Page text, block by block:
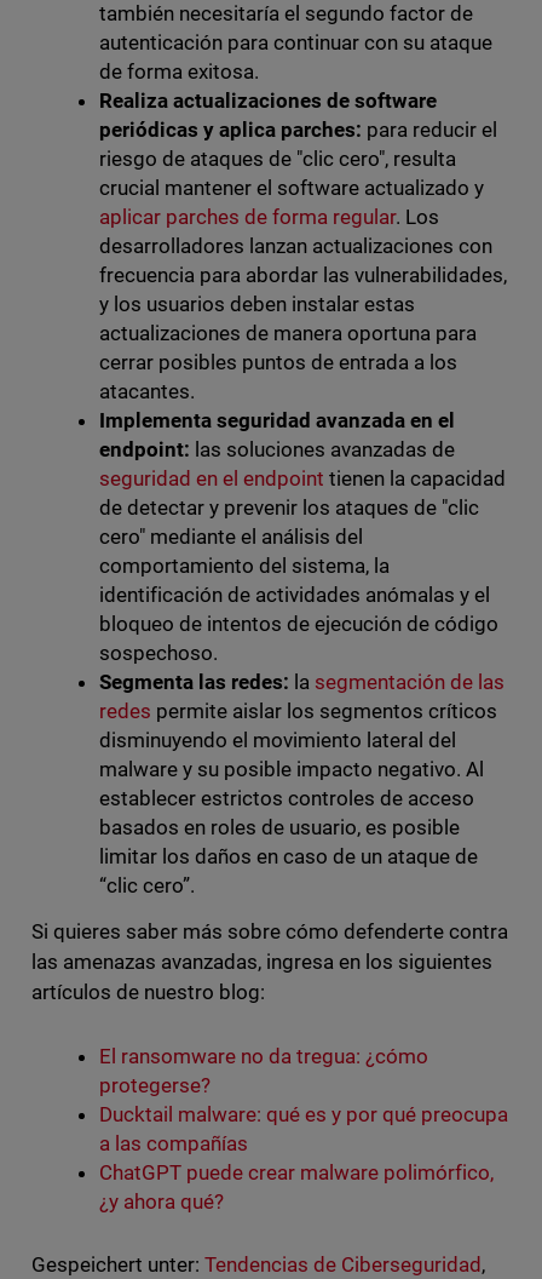
también necesitaría el segundo factor de
autenticación para continuar con su ataque
de forma exitosa.
Realiza actualizaciones de software
periódicas y aplica parches: para reducir el
riesgo de ataques de "clic cero", resulta
crucial mantener el software actualizado y
aplicar parches de forma regular. Los
desarrolladores lanzan actualizaciones con
frecuencia para abordar las vulnerabilidades,
y los usuarios deben instalar estas
actualizaciones de manera oportuna para
cerrar posibles puntos de entrada a los
atacantes.
Implementa seguridad avanzada en el
endpoint: las soluciones avanzadas de
seguridad en el endpoint tienen la capacidad
de detectar y prevenir los ataques de "clic
cero" mediante el análisis del
comportamiento del sistema, la
identificación de actividades anómalas y el
bloqueo de intentos de ejecución de código
sospechoso.
Segmenta las redes: la segmentación de las
redes permite aislar los segmentos críticos
disminuyendo el movimiento lateral del
malware y su posible impacto negativo. Al
establecer estrictos controles de acceso
basados en roles de usuario, es posible
limitar los daños en caso de un ataque de
“clic cero”.
Si quieres saber más sobre cómo defenderte contra
las amenazas avanzadas, ingresa en los siguientes
artículos de nuestro blog:
El ransomware no da tregua: ¿cómo
protegerse?
Ducktail malware: qué es y por qué preocupa
a las compañías
ChatGPT puede crear malware polimórfico,
¿y ahora qué?
Gespeichert unter: Tendencias de Ciberseguridad ,